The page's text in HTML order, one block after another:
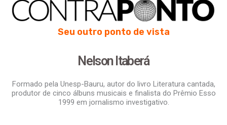
Seu outro ponto de vista
Nelson Itaberá
Formado pela Unesp-Bauru, autor do livro Literatura cantada,
produtor de cinco álbuns musicais e finalista do Prêmio Esso
1999 em jornalismo investigativo.